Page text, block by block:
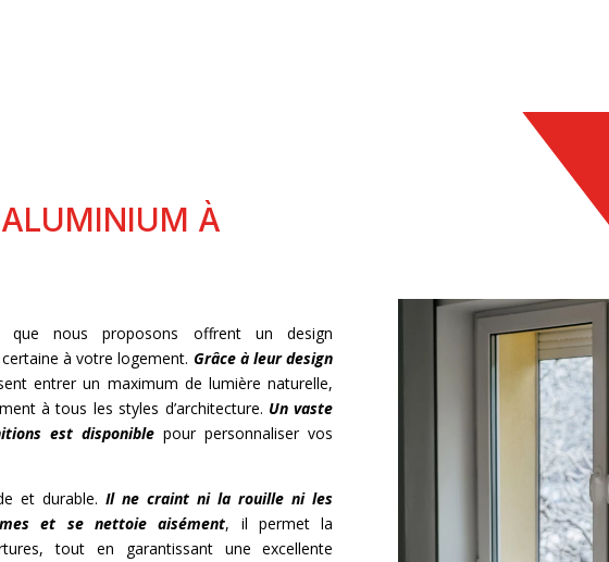
ALUMINIUM À
que nous proposons offrent un design
à votre logement. Grâce à leur design
entrer un maximum de lumière naturelle,
à tous les styles d’architecture. Un vaste
est disponible pour personnaliser vos
et durable. Il ne craint ni la rouille ni les
et se nettoie aisément, il permet la
tout en garantissant une excellente